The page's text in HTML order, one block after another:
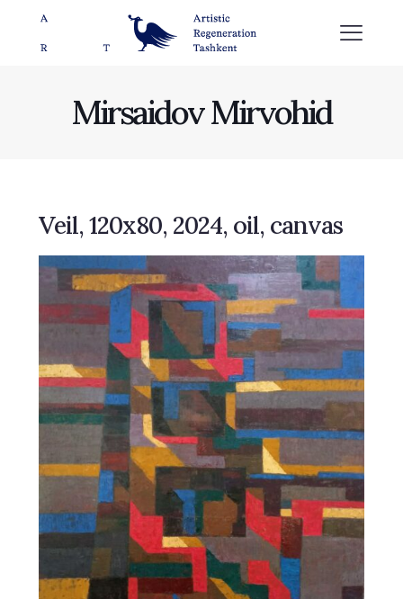
Mirsaidov Mirvohid
Veil, 120х80, 2024, oil, canvas